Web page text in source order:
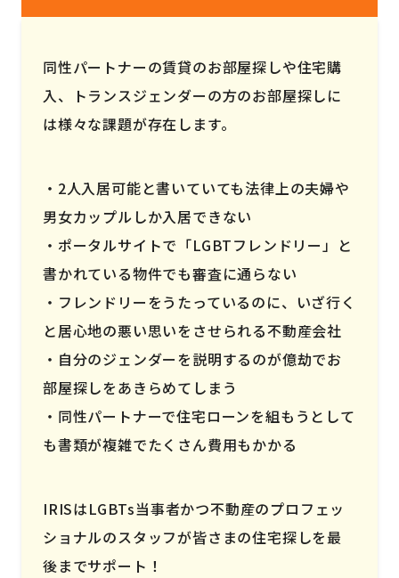
同性パートナーの賃貸のお部屋探しや住宅購
入、トランスジェンダーの方のお部屋探しに
は様々な課題が存在します。
2人入居可能と書いていても法律上の夫婦や
男女カップルしか入居できない
ポータルサイトで「LGBTフレンドリー」と
書かれている物件でも審査に通らない
フレンドリーをうたっているのに、いざ行く
と居心地の悪い思いをさせられる不動産会社
自分のジェンダーを説明するのが億劫でお
部屋探しをあきらめてしまう
同性パートナーで住宅ローンを組もうとして
も書類が複雑でたくさん費用もかかる
IRISはLGBTs当事者かつ不動産のプロフェッ
ショナルのスタッフが皆さまの住宅探しを最
後までサポート！